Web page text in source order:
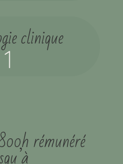
clinique
1
rémunéré